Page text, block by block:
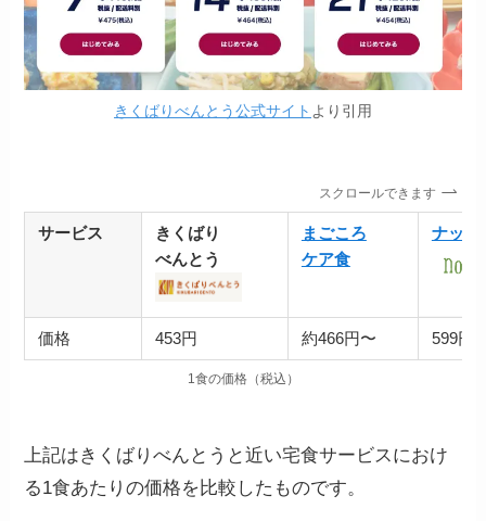
きくばりべんとう公式サイト より引用
スクロールできます
サービス
きくばり
べんとう
まごころ
ケア食
ナッシ
価格 453円 約466円〜 599円
1食の価格（税込）
上記はきくばりべんとうと近い宅食サービスにおけ
る1食あたりの価格を比較したものです。